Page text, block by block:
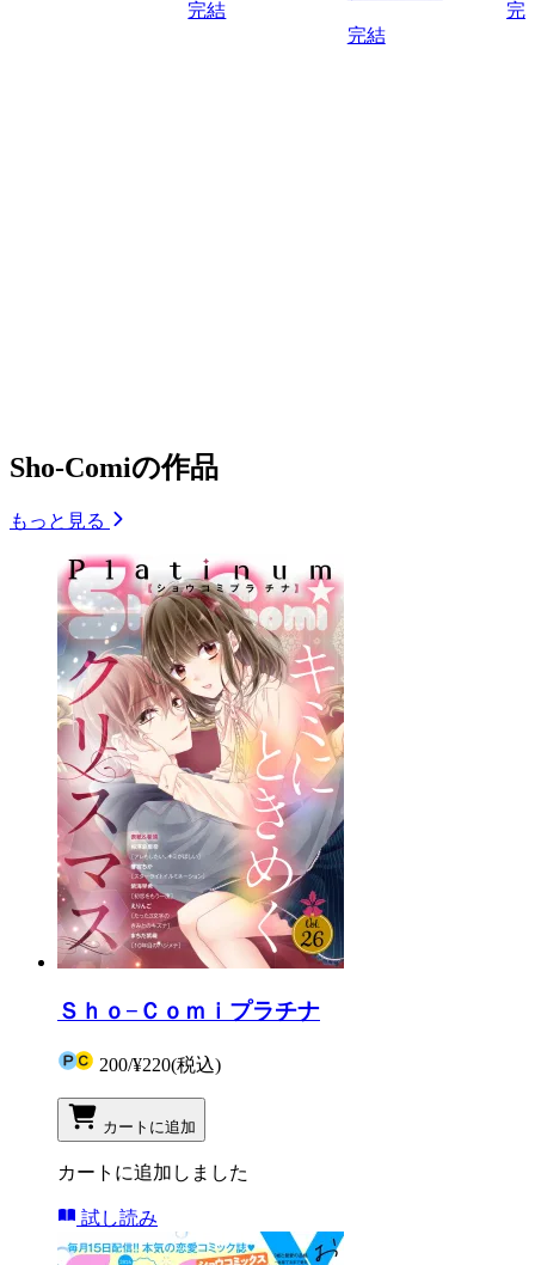
完結
完結
完
Sho-Comiの作品
もっと見る
Ｓｈｏ−Ｃｏｍｉプラチナ
200/¥220(税込)
カートに追加
カートに追加しました
試し読み